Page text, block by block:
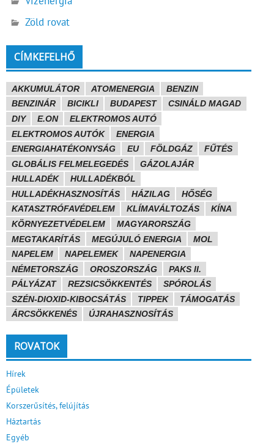
Zöld rovat
CÍMKEFELHŐ
AKKUMULÁTOR ATOMENERGIA
BENZIN
BENZINÁR
BICIKLI BUDAPEST
CSINÁLD MAGAD
DIY
E.ON
ELEKTROMOS AUTÓ
ELEKTROMOS AUTÓK
ENERGIA
ENERGIAHATÉKONYSÁG
EU FÖLDGÁZ
FŰTÉS
GLOBÁLIS FELMELEGEDÉS
GÁZOLAJÁR
HULLADÉK
HULLADÉKBÓL
HULLADÉKHASZNOSÍTÁS
HÁZILAG
HŐSÉG
KATASZTRÓFAVÉDELEM
KLÍMAVÁLTOZÁS
KÍNA
KÖRNYEZETVÉDELEM
MAGYARORSZÁG
MEGTAKARÍTÁS
MEGÚJULÓ ENERGIA
MOL
NAPELEM
NAPELEMEK
NAPENERGIA
NÉMETORSZÁG
OROSZORSZÁG
PAKS II.
PÁLYÁZAT
REZSICSÖKKENTÉS
SPÓROLÁS
SZÉN-DIOXID-KIBOCSÁTÁS
TIPPEK
TÁMOGATÁS
ÁRCSÖKKENÉS
ÚJRAHASZNOSÍTÁS
ROVATOK
Hírek
Épületek
Korszerűsítés, felújítás
Háztartás
Egyéb